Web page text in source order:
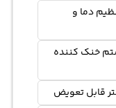
دما و
خنک کننده
قابل تعویض